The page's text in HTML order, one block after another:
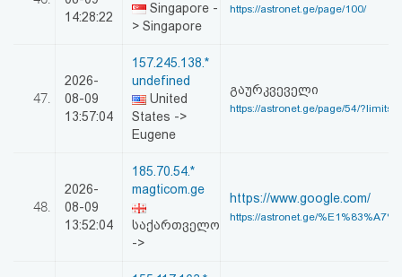
14:28:22
Singapore -
> Singapore
https://astronet.ge/page/100/
47.
2026-
08-09
13:57:04
157.245.138.*
undefined
United
States ->
Eugene
გაურკვეველი
https://astronet.ge/page/54/
48.
2026-
08-09
13:52:04
185.70.54.*
magticom.ge
საქართველო
->
https://www.google.com/
https://astronet.ge/